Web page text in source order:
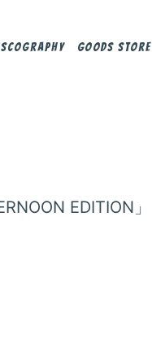
Goods Store
EDITION」